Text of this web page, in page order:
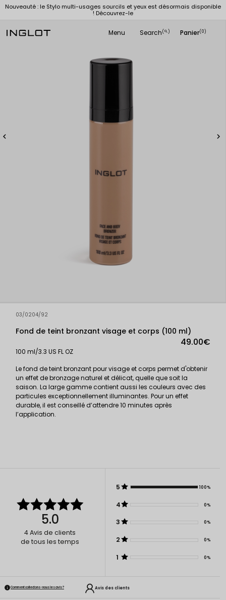
Nouveauté : le Stylo multi-usages sourcils et yeux est désormais disponible
! Découvrez-le
Menu Search(
search ) Panier(0)
 
03/0204/92
Fond de teint bronzant visage et corps (100 ml)
49.00€
100 ml/3.3 US FL OZ
Le fond de teint bronzant pour visage et corps permet d'obtenir
un effet de bronzage naturel et délicat, quelle que soit la
saison. La large gamme contient aussi les couleurs avec des
particules exceptionnellement illuminantes. Pour un effet
durable, il est conseillé d’attendre 10 minutes après
l’application.
5.0
4Avis de clients
de tous les temps
5 100%
4 0%
3 0%
2 0%
1 0%
Comment collectons-nous les avis ? Avis des clients